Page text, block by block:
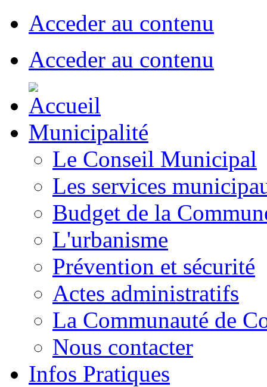
Acceder au contenu
Acceder au contenu
Municipalité
Le Conseil Municipal
Les services
Budget de la
L'urbanisme
Prévention et sécurité
Actes administratifs
La Communauté de
Nous contacter
Infos Pratiques